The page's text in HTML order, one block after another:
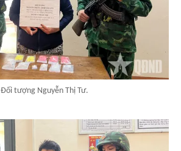
Đối tượng Nguyễn Thị Tư.